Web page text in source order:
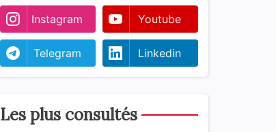
Instagram Youtube
Telegram Linkedin
Les plus consultés